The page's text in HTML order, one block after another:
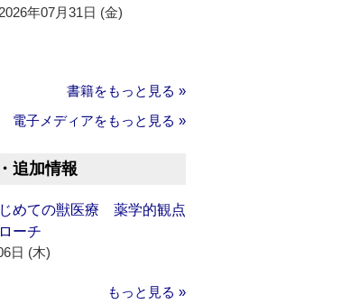
2026年07月31日 (金)
書籍をもっと見る »
電子メディアをもっと見る »
追加情報
じめての獣医療 薬学的観点
ーチ
日 (木)
もっと見る »